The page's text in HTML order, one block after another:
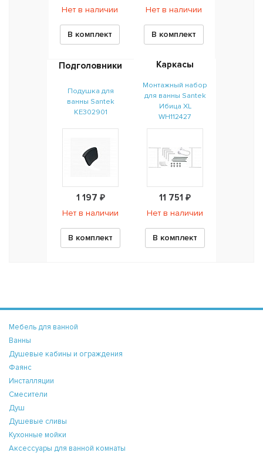
Нет в наличии
В комплект
Нет в наличии
В комплект
Подголовники
Подушка для
ванны Santek
KE302901
1 197 ₽
Нет в наличии
В комплект
Каркасы
Монтажный набор
для ванны Santek
Ибица XL
WH112427
11 751 ₽
Нет в наличии
В комплект
Мебель для ванной
Ванны
Душевые кабины и ограждения
Фаянс
Инсталляции
Смесители
Душ
Душевые сливы
Кухонные мойки
Аксессуары для ванной комнаты